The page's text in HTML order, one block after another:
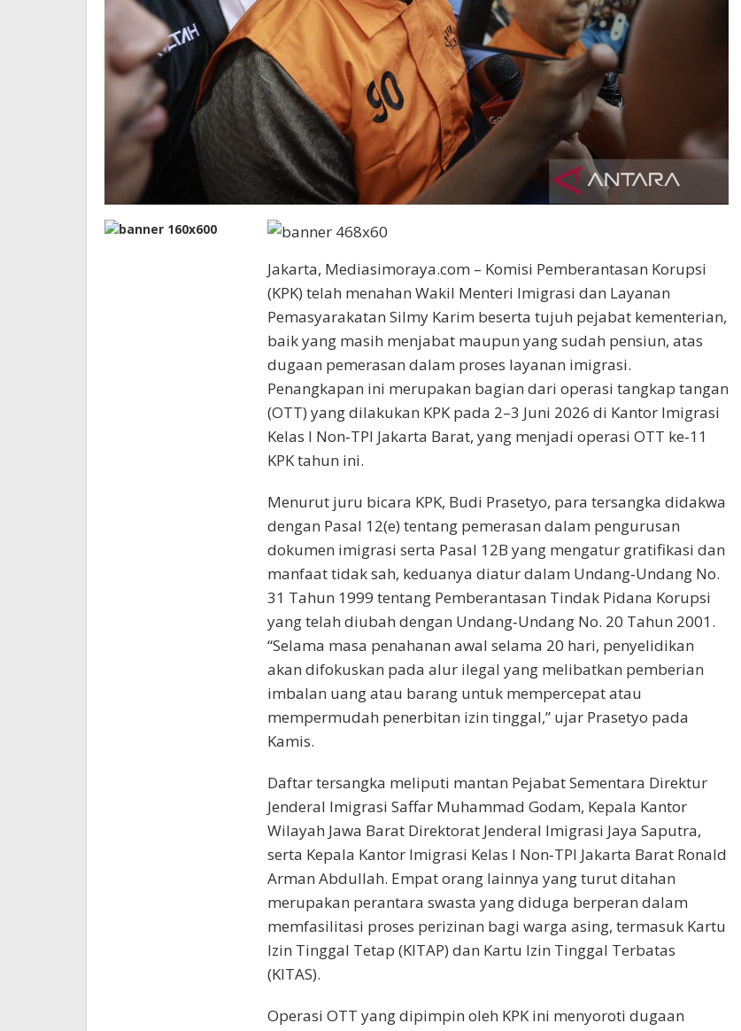
Jakarta, Mediasimoraya.com – Komisi Pemberantasan Korupsi
(KPK) telah menahan Wakil Menteri Imigrasi dan Layanan
Pemasyarakatan Silmy Karim beserta tujuh pejabat kementerian,
baik yang masih menjabat maupun yang sudah pensiun, atas
dugaan pemerasan dalam proses layanan imigrasi.
Penangkapan ini merupakan bagian dari operasi tangkap tangan
(OTT) yang dilakukan KPK pada 2–3 Juni 2026 di Kantor Imigrasi
Kelas I Non‑TPI Jakarta Barat, yang menjadi operasi OTT ke‑11
KPK tahun ini.
Menurut juru bicara KPK, Budi Prasetyo, para tersangka didakwa
dengan Pasal 12(e) tentang pemerasan dalam pengurusan
dokumen imigrasi serta Pasal 12B yang mengatur gratifikasi dan
manfaat tidak sah, keduanya diatur dalam Undang‑Undang No.
31 Tahun 1999 tentang Pemberantasan Tindak Pidana Korupsi
yang telah diubah dengan Undang‑Undang No. 20 Tahun 2001.
“Selama masa penahanan awal selama 20 hari, penyelidikan
akan difokuskan pada alur ilegal yang melibatkan pemberian
imbalan uang atau barang untuk mempercepat atau
mempermudah penerbitan izin tinggal,” ujar Prasetyo pada
Kamis.
Daftar tersangka meliputi mantan Pejabat Sementara Direktur
Jenderal Imigrasi Saffar Muhammad Godam, Kepala Kantor
Wilayah Jawa Barat Direktorat Jenderal Imigrasi Jaya Saputra,
serta Kepala Kantor Imigrasi Kelas I Non‑TPI Jakarta Barat Ronald
Arman Abdullah. Empat orang lainnya yang turut ditahan
merupakan perantara swasta yang diduga berperan dalam
memfasilitasi proses perizinan bagi warga asing, termasuk Kartu
Izin Tinggal Tetap (KITAP) dan Kartu Izin Tinggal Terbatas
(KITAS).
Operasi OTT yang dipimpin oleh KPK ini menyoroti dugaan